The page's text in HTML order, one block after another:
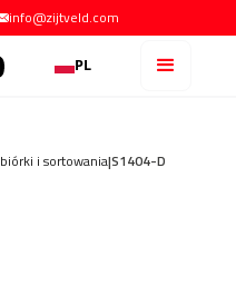
info@zijtveld.com
PL
i sortowania|S1404-D